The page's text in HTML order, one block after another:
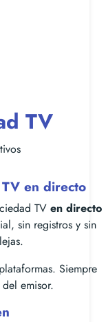
TV
en directo
TV en directo
sin registros y sin
Siempre
emisor.